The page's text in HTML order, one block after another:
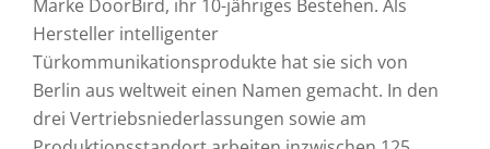
Marke DoorBird, ihr 10-jähriges Bestehen. Als
Hersteller intelligenter
Türkommunikationsprodukte hat sie sich von
Berlin aus weltweit einen Namen gemacht. In den
drei Vertriebsniederlassungen sowie am